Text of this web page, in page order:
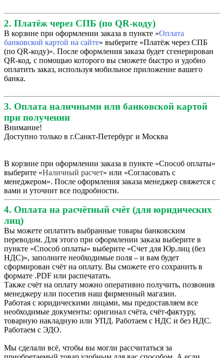
2. Платёж через СПБ (по QR-коду)
В корзине при оформлении заказа в пункте «Оплата
банковской картой на сайте» выберите «Платёж через СПБ
(по QR-коду)». После оформления заказа будет сгенерирован
QR-код, с помощью которого вы сможете быстро и удобно
оплатить заказ, используя мобильное приложение вашего
банка.
3. Оплата наличными или банковской картой
при получении
Внимание!
Доступно только в г.Санкт-Петербург и Москва
В корзине при оформлении заказа в пункте «Способ оплаты»
выберите «Наличный расчет» или «Согласовать с
менеджером». После оформления заказа менеджер свяжется с
вами и уточнит все подробности.
4. Оплата на расчётный счёт (для юридических
лиц)
Вы можете оплатить выбранные товары банковским
переводом. Для этого при оформлении заказа выберите в
пункте «Способ оплаты» выберите «Счет для Юр.лиц (без
НДС)», заполните необходимые поля – и вам будет
сформирован счёт на оплату. Вы сможете его сохранить в
формате .PDF или распечатать.
Также счёт на оплату можно оперативно получить, позвонив
менеджеру или посетив наш фирменный магазин.
Работая с юридическими лицами, мы предоставляем все
необходимые документы: оригинал счёта, счёт-фактуру,
товарную накладную или УПД. Работаем с НДС и без НДС.
Работаем с ЭДО.
Мы сделали всё, чтобы вы могли рассчитаться за